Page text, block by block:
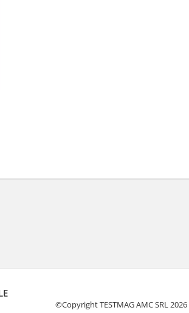
©Copyright TESTMAG AMC SRL 2026